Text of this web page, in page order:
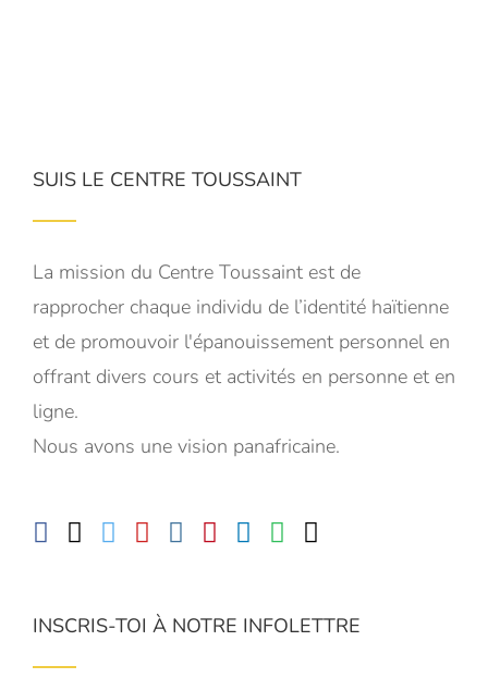
SUIS LE CENTRE TOUSSAINT
La mission du Centre Toussaint est de
rapprocher chaque individu de l’identité haïtienne
et de promouvoir l'épanouissement personnel en
offrant divers cours et activités en personne et en
ligne.
Nous avons une vision panafricaine.
INSCRIS-TOI À NOTRE INFOLETTRE